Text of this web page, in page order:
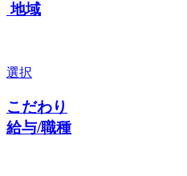
地域
選択
こだわり
給与/職種